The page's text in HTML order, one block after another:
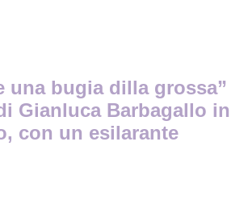
una bugia dilla grossa”
Gianluca Barbagallo in
con un esilarante